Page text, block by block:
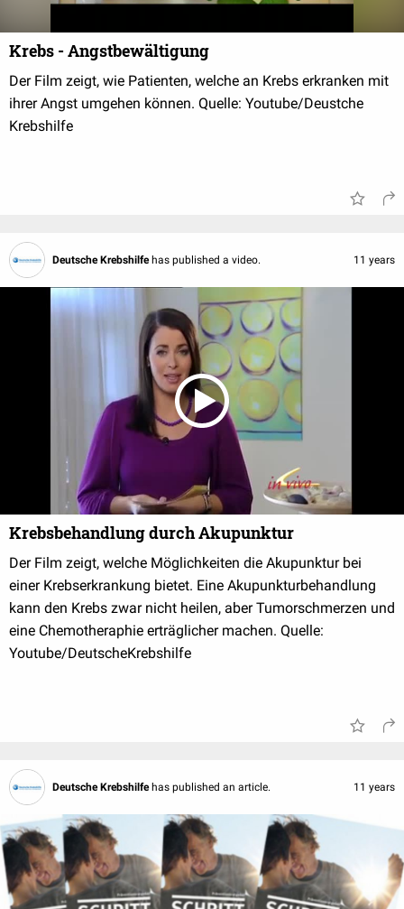
Krebs - Angstbewältigung
Der Film zeigt, wie Patienten, welche an Krebs erkranken mit
ihrer Angst umgehen können. Quelle: Youtube/Deustche
Krebshilfe
Deutsche Krebshilfe has published a video. 11 years
Krebsbehandlung durch Akupunktur
Der Film zeigt, welche Möglichkeiten die Akupunktur bei
einer Krebserkrankung bietet. Eine Akupunkturbehandlung
kann den Krebs zwar nicht heilen, aber Tumorschmerzen und
eine Chemotheraphie erträglicher machen. Quelle:
Youtube/DeutscheKrebshilfe
Deutsche Krebshilfe has published an article. 11 years